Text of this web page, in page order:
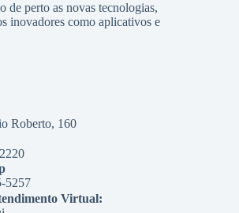
de perto as novas tecnologias,
inovadores como aplicativos e
Roberto, 160
5257
Virtual: